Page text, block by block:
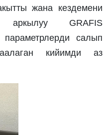
жана кездемени
аркылуу GRAFIS
салып
кийимди аз